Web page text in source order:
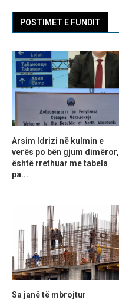
POSTIMET E FUNDIT
Arsim Idrizi në kulmin e
verës po bën gjum dimëror,
është rrethuar me tabela
pa...
Sa janë të mbrojtur